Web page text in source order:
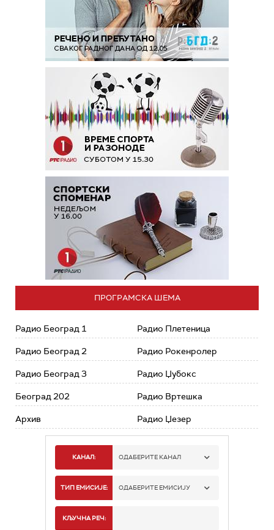
ПРОГРАМСКА ШЕМА
Радио Београд 1
Радио Београд 2
Радио Београд 3
Београд 202
Архив
Радио Плетеница
Радио Рокенролер
Радио Џубокс
Радио Вртешка
Радио Џезер
КАНАЛ: ОДАБЕРИТЕ КАНАЛ
РАДИО БЕОГРАД 1
ТИП ЕМИСИЈЕ: ОДАБЕРИТЕ ЕМИСИЈУ
КЉУЧНА РЕЧ: